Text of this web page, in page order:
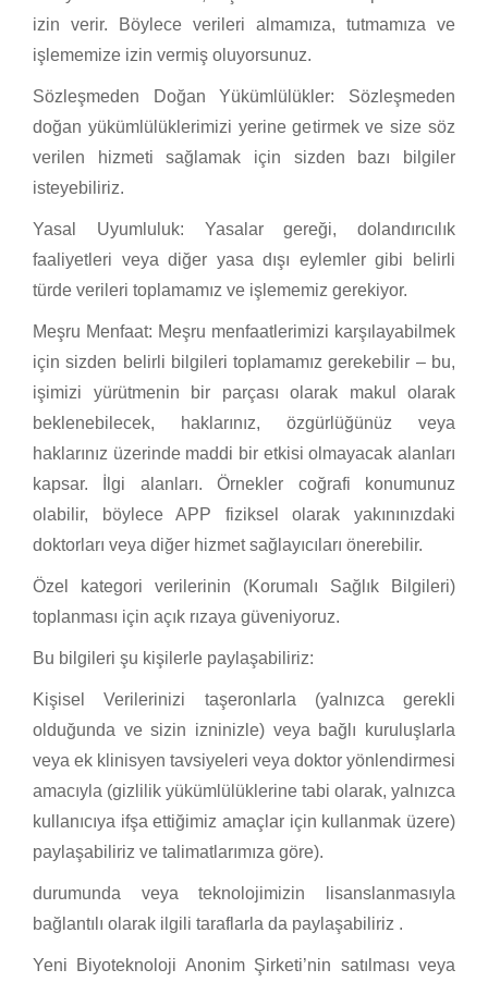
izin verir. Böylece verileri almamıza, tutmamıza ve
işlememize izin vermiş oluyorsunuz.
Sözleşmeden Doğan Yükümlülükler: Sözleşmeden
doğan yükümlülüklerimizi yerine getirmek ve size söz
verilen hizmeti sağlamak için sizden bazı bilgiler
isteyebiliriz.
Yasal Uyumluluk: Yasalar gereği, dolandırıcılık
faaliyetleri veya diğer yasa dışı eylemler gibi belirli
türde verileri toplamamız ve işlememiz gerekiyor.
Meşru Menfaat: Meşru menfaatlerimizi karşılayabilmek
için sizden belirli bilgileri toplamamız gerekebilir – bu,
işimizi yürütmenin bir parçası olarak makul olarak
beklenebilecek, haklarınız, özgürlüğünüz veya
haklarınız üzerinde maddi bir etkisi olmayacak alanları
kapsar. İlgi alanları. Örnekler coğrafi konumunuz
olabilir, böylece APP fiziksel olarak yakınınızdaki
doktorları veya diğer hizmet sağlayıcıları önerebilir.
Özel kategori verilerinin (Korumalı Sağlık Bilgileri)
toplanması için açık rızaya güveniyoruz.
Bu bilgileri şu kişilerle paylaşabiliriz:
Kişisel Verilerinizi taşeronlarla (yalnızca gerekli
olduğunda ve sizin izninizle) veya bağlı kuruluşlarla
veya ek klinisyen tavsiyeleri veya doktor yönlendirmesi
amacıyla (gizlilik yükümlülüklerine tabi olarak, yalnızca
kullanıcıya ifşa ettiğimiz amaçlar için kullanmak üzere)
paylaşabiliriz ve talimatlarımıza göre).
durumunda veya teknolojimizin lisanslanmasıyla
bağlantılı olarak ilgili taraflarla da paylaşabiliriz .
Yeni Biyoteknoloji Anonim Şirketi’nin satılması veya